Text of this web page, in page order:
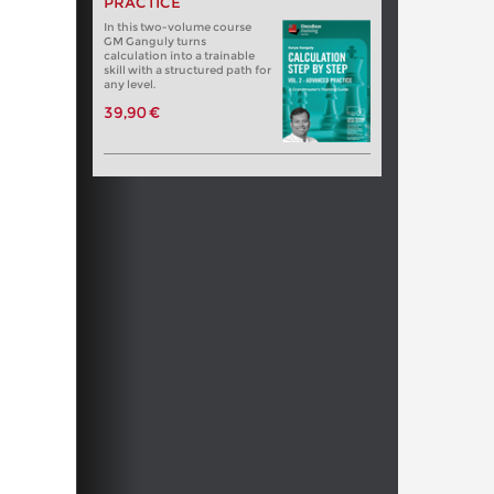
In this two-volume course
GM Ganguly turns
calculation into a trainable
skill with a structured path for
any level.
39,90 €